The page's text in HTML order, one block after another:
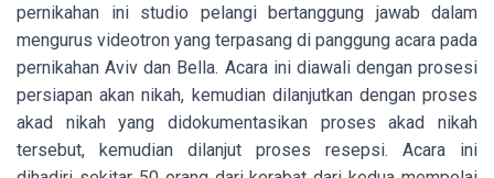
pernikahan ini studio pelangi bertanggung jawab dalam
mengurus videotron yang terpasang di panggung acara pada
pernikahan Aviv dan Bella. Acara ini diawali dengan prosesi
persiapan akan nikah, kemudian dilanjutkan dengan proses
akad nikah yang didokumentasikan proses akad nikah
tersebut, kemudian dilanjut proses resepsi. Acara ini